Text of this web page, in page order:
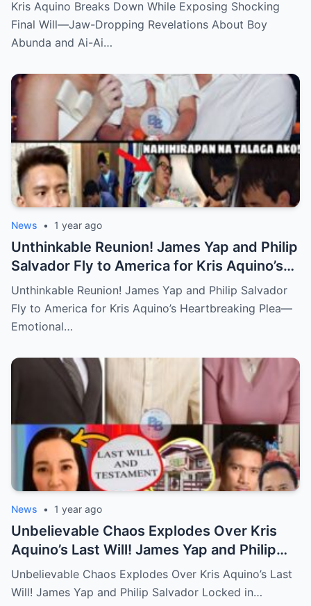
Delas Alas Leave Fans Speechless!
Kris Aquino Breaks Down While Exposing Shocking
Final Will—Jaw-Dropping Revelations About Boy
Abunda and Ai-Ai…
News • 1 year ago
Unthinkable Reunion! James Yap and Philip
Salvador Fly to America for Kris Aquino’s
Heartbreaking Plea—Emotional Visit,
Hidden Tears, and a Final Wish that Shook
Everyone to the Core!
Unthinkable Reunion! James Yap and Philip Salvador
Fly to America for Kris Aquino’s Heartbreaking Plea—
Emotional…
News • 1 year ago
Unbelievable Chaos Explodes Over Kris
Aquino’s Last Will! James Yap and Philip
Salvador Locked in Explosive Battle for Her
Hidden Fortune and Shocking Secrets—
Unbelievable Chaos Explodes Over Kris Aquino’s Last
Will! James Yap and Philip Salvador Locked in…